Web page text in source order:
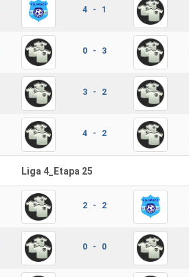
4 - 1
0 - 3
3 - 2
4 - 2
Liga 4_Etapa 25
2 - 2
0 - 0